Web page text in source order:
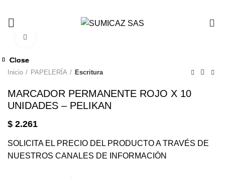
Inicio PAPELERÍA Escritura
MARCADOR PERMANENTE ROJO X 10
UNIDADES – PELIKAN
$ 2.261
SOLICITA EL PRECIO DEL PRODUCTO A TRAVÉS DE
NUESTROS CANALES DE INFORMACIÓN
Close
Close
Close
Close
Close
Close
Close
Close